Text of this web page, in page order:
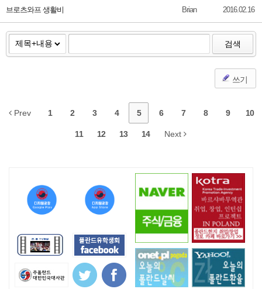
브로츠와프 생활비 Brian 2016.02.16
검색
쓰기
Prev 1 2 3 4 5 6 7 8 9 10
11 12 13 14 Next